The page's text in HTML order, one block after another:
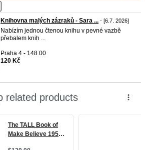
Knihovna malých zázraků - Sara ... - [6.7. 2026]
Nabízím jednou čtenou knihu v pevné vazbě
přebalem knih ...
Praha 4 - 148 00
120 Kč